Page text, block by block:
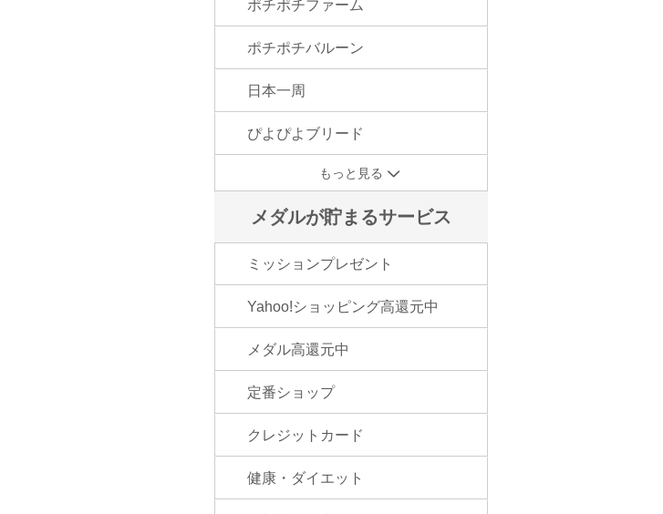
ポチポチファーム
ポチポチバルーン
日本一周
ぴよぴよブリード
もっと見る
メダルが貯まるサービス
ミッションプレゼント
Yahoo!ショッピング高還元中
メダル高還元中
定番ショップ
クレジットカード
健康・ダイエット